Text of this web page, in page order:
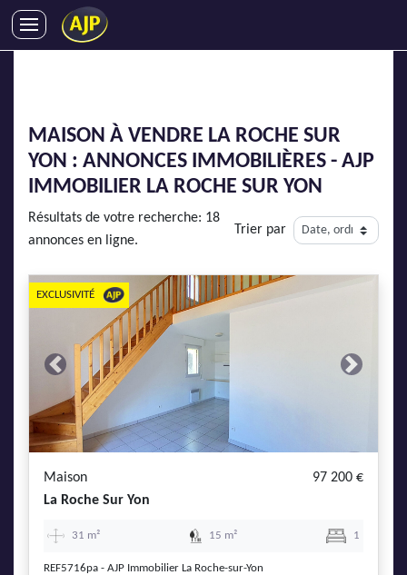
SYNDIC
IMMOBILIER NEUF
ENTREPRISES
DEVENIR FRANCHISÉ
AJP Actualités
Service Qualité Clients
MAISON À VENDRE LA ROCHE SUR
YON : ANNONCES IMMOBILIÈRES - AJP
IMMOBILIER LA ROCHE SUR YON
Résultats de votre recherche: 18
annonces en ligne.
Trier par
Previous Next
EXCLUSIVITÉ
Maison
97 200 €
La Roche Sur Yon
31 m² 15 m² 1
REF5716pa - AJP Immobilier La Roche-sur-Yon